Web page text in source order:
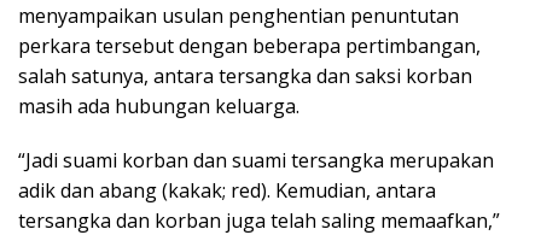
menyampaikan usulan penghentian penuntutan
perkara tersebut dengan beberapa pertimbangan,
salah satunya, antara tersangka dan saksi korban
masih ada hubungan keluarga.
“Jadi suami korban dan suami tersangka merupakan
adik dan abang (kakak; red). Kemudian, antara
tersangka dan korban juga telah saling memaafkan,”